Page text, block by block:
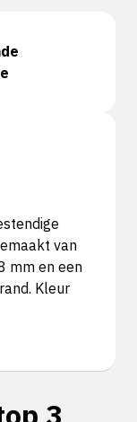
van
mm en een
Kleur